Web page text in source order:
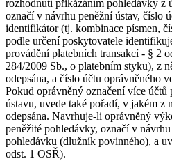
rozhodnutí přikázáním pohledávky z
označí v návrhu peněžní ústav, číslo
identifikátor (tj. kombinace písmen,
podle určení poskytovatele
provádění platebních transakcí - § 2
284/2009 Sb., o platebním styku), z
odepsána, a číslo účtu oprávněného
Pokud oprávněný označení více účtů
ústavu, uvede také pořadí, v jakém z
odepsána. Navrhuje-li oprávněný
peněžité pohledávky, označí v
pohledávku (dlužník povinného), a
odst. 1 OSŘ).